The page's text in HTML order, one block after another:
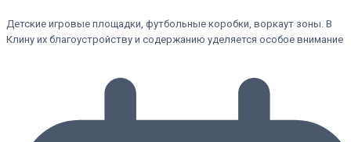
Детские игровые площадки, футбольные коробки, воркаут зоны. В
Клину их благоустройству и содержанию уделяется особое внимание